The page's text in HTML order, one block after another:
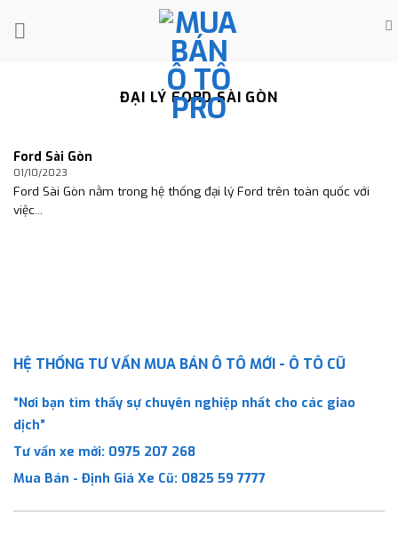
ĐẠI LÝ FORD SÀI GÒN
Ford Sài Gòn
01/10/2023
Ford Sài Gòn nằm trong hệ thống đại lý Ford trên toàn quốc với
việc...
HỆ THỐNG TƯ VẤN MUA BÁN Ô TÔ MỚI - Ô TÔ CŨ
“Nơi bạn tìm thấy sự chuyên nghiệp nhất cho các giao
dịch”
Tư vấn xe mới: 0975 207 268
Mua Bán - Định Giá Xe Cũ: 0825 59 7777